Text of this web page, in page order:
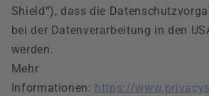
Shield“), dass die
bei der Datenverarbeitung in den
werden.
Mehr
Informationen: https://